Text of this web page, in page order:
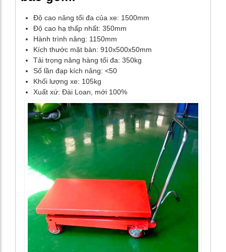
Độ cao nâng tối đa của xe: 1500mm
Độ cao hạ thấp nhất: 350mm
Hành trình nâng: 1150mm
Kích thước mặt bàn: 910x500x50mm
Tải trọng nâng hàng tối đa: 350kg
Số lần đạp kích nâng: <50
Khối lượng xe: 105kg
Xuất xứ: Đài Loan, mới 100%